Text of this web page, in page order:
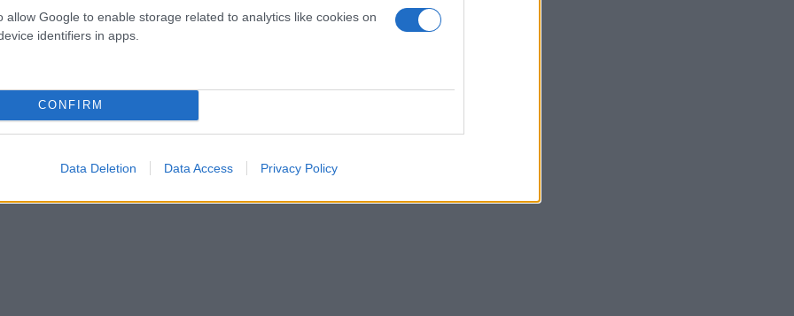
allow Google to enable storage related to analytics like cookies on
identifiers in apps.
CONFIRM
Data Deletion Data Access Privacy Policy